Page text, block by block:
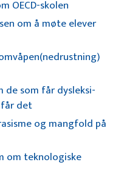
OECD-skolen
om å møte elever
de som får dysleksi-
det
og mangfold på
om teknologiske